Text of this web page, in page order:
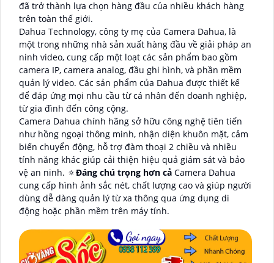
đã trở thành lựa chọn hàng đầu của nhiều khách hàng
trên toàn thế giới.
Dahua Technology, công ty mẹ của Camera Dahua, là
một trong những nhà sản xuất hàng đầu về giải pháp an
ninh video, cung cấp một loạt các sản phẩm bao gồm
camera IP, camera analog, đầu ghi hình, và phần mềm
quản lý video. Các sản phẩm của Dahua được thiết kế
để đáp ứng mọi nhu cầu từ cá nhân đến doanh nghiệp,
từ gia đình đến công cộng.
Camera Dahua chính hãng sở hữu công nghệ tiên tiến
như hồng ngoại thông minh, nhận diện khuôn mặt, cảm
biến chuyển động, hỗ trợ đàm thoại 2 chiều và nhiều
tính năng khác giúp cải thiện hiệu quả giám sát và bảo
vệ an ninh. 🔅Đáng chú trọng hơn cả Camera Dahua
cung cấp hình ảnh sắc nét, chất lượng cao và giúp người
dùng dễ dàng quản lý từ xa thông qua ứng dụng di
động hoặc phần mềm trên máy tính.